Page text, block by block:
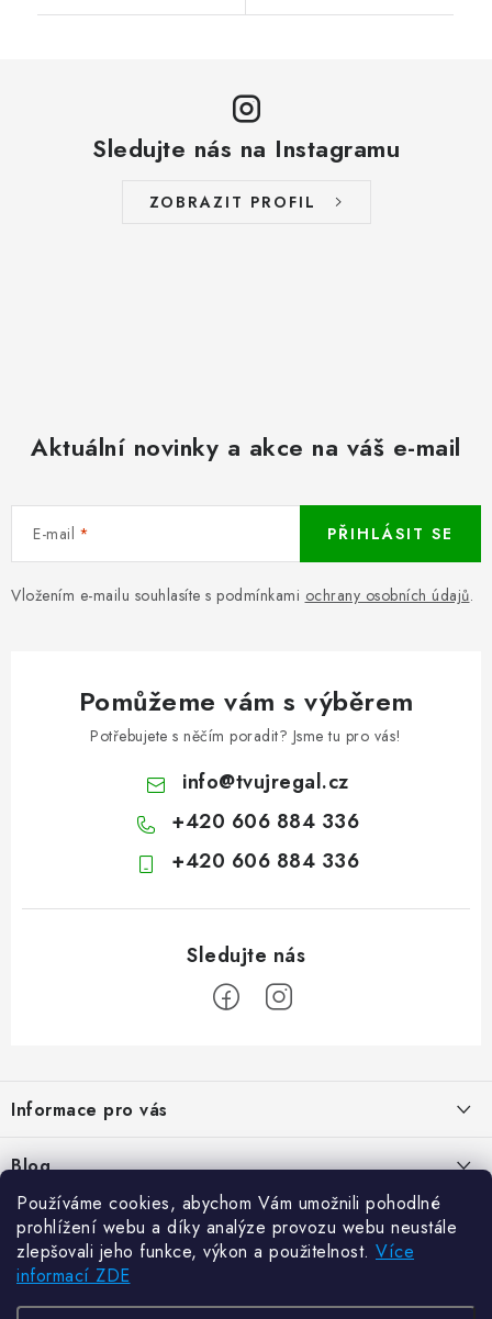
Používáme cookies, abychom Vám umožnili pohodlné
prohlížení webu a díky analýze provozu webu neustále
zlepšovali jeho funkce, výkon a použitelnost. Více
informací ZDE
Sledujte nás na Instagramu
ZOBRAZIT PROFIL
Aktuální novinky a akce na váš e-mail
E-mail
Vložením e-mailu souhlasíte s podmínkami ochrany osobních údajů.
PŘIHLÁSIT SE
Pomůžeme vám s výběrem
Potřebujete s něčím poradit? Jsme tu pro vás!
info@tvujregal.cz
+420 606 884 336
+420 606 884 336
p
a
t
Informace pro vás
Hodnocení obchodu
Reklamace zboží
Odstoupení od kupní smlouvy
Blog
Jak vybrat poštovní schránku?
21.5.2024
Zajistěte si bohatou úrodu. Začněte s přípravou sazenic
6.3.2024
Facebook
Novinky